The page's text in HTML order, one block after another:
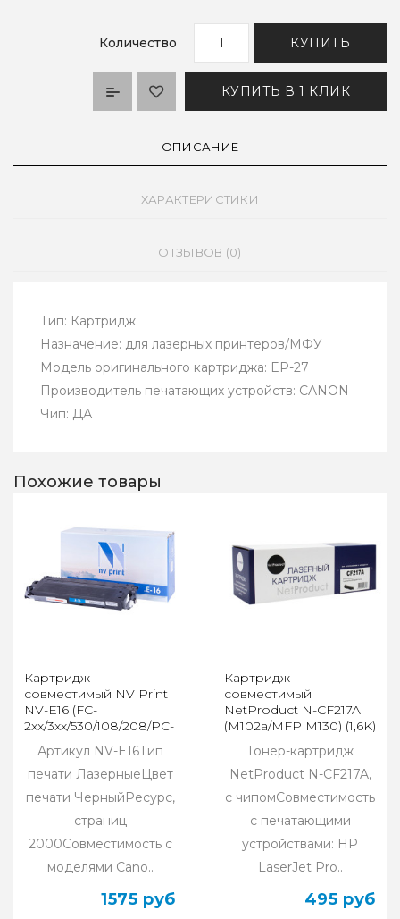
Количество КУПИТЬ
КУПИТЬ В 1 КЛИК
ОПИСАНИЕ
ХАРАКТЕРИСТИКИ
ОТЗЫВОВ (0)
Тип: Картридж
Назначение: для лазерных принтеров/МФУ
Модель оригинального картриджа: EP-27
Производитель печатающих устройств: CANON
Чип: ДА
Похожие товары
Картридж
совместимый NV Print
NV-E16 (FC-
2xx/3xx/530/108/208/PC-
7xx/PC-8xx)
Артикул NV-E16Тип
печати ЛазерныеЦвет
печати ЧерныйРесурс,
страниц
2000Совместимость с
моделями Cano..
1575 руб
Картридж
совместимый
NetProduct N-CF217A
(M102a/MFP M130) (1,6K)
(с чипом)
Тонер-картридж
NetProduct N-CF217A,
с чипомСовместимость
с печатающими
устройствами: HP
LaserJet Pro..
495 руб